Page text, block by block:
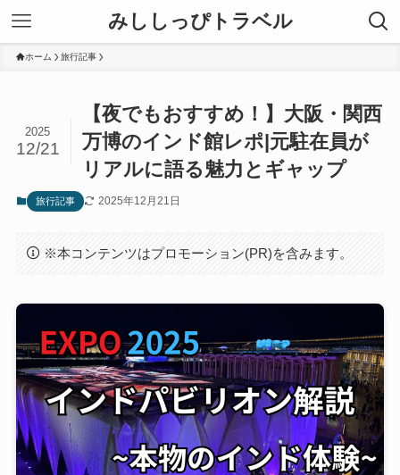
みししっぴトラベル
ホーム 旅行記事
【夜でもおすすめ！】大阪・関西
万博のインド館レポ|元駐在員が
リアルに語る魅力とギャップ
2025
12/21
旅行記事 2025年12月21日
※本コンテンツはプロモーション(PR)を含みます。